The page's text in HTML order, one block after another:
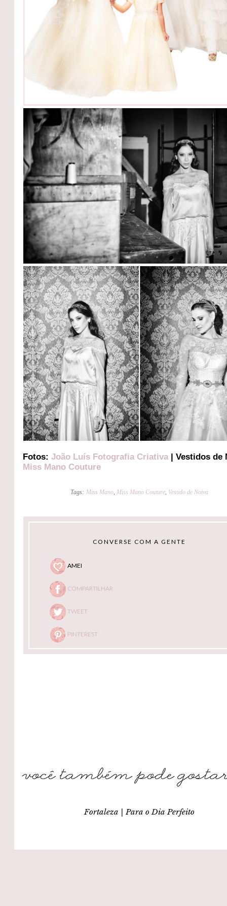
Fotos:João Luís Fotografia Criativa| Vestidos de
Miss Mano Couture
Tags: Miss Mano, Miss Mano Couture, Vestido de Noiva
CONVERSE COM A GENTE
AMEI
COMPARTILHAR
TWEET
PINTEREST
Fortaleza | Para o Dia Perfeito